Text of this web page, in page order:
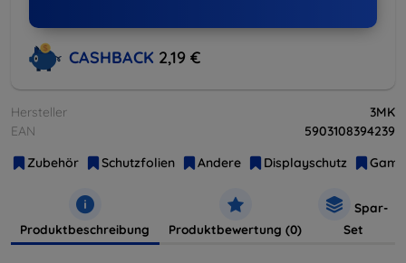
CASHBACK 2,19 €
Hersteller
3MK
EAN
5903108394239
Zubehör
Schutzfolien Andere Displayschutz
Produktbeschreibung Produktbewertung (0)
Spar-
Set